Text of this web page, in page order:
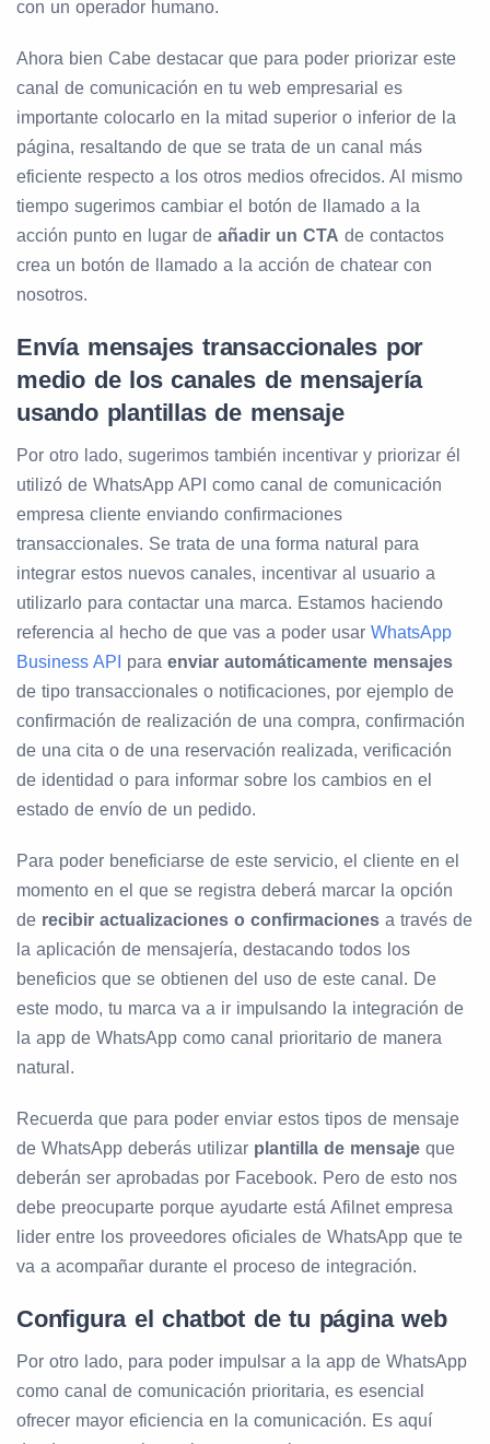
con un operador humano.
Ahora bien Cabe destacar que para poder priorizar este
canal de comunicación en tu web empresarial es
importante colocarlo en la mitad superior o inferior de la
página, resaltando de que se trata de un canal más
eficiente respecto a los otros medios ofrecidos. Al mismo
tiempo sugerimos cambiar el botón de llamado a la
acción punto en lugar de añadir un CTA de contactos
crea un botón de llamado a la acción de chatear con
nosotros.
Envía mensajes transaccionales por
medio de los canales de mensajería
usando plantillas de mensaje
Por otro lado, sugerimos también incentivar y priorizar él
utilizó de WhatsApp API como canal de comunicación
empresa cliente enviando confirmaciones
transaccionales. Se trata de una forma natural para
integrar estos nuevos canales, incentivar al usuario a
utilizarlo para contactar una marca. Estamos haciendo
referencia al hecho de que vas a poder usar WhatsApp
Business API
para enviar automáticamente mensajes
de tipo transaccionales o notificaciones, por ejemplo de
confirmación de realización de una compra, confirmación
de una cita o de una reservación realizada, verificación
de identidad o para informar sobre los cambios en el
estado de envío de un pedido.
Para poder beneficiarse de este servicio, el cliente en el
momento en el que se registra deberá marcar la opción
de recibir actualizaciones o confirmaciones a través de
la aplicación de mensajería, destacando todos los
beneficios que se obtienen del uso de este canal. De
este modo, tu marca va a ir impulsando la integración de
la app de WhatsApp como canal prioritario de manera
natural.
Recuerda que para poder enviar estos tipos de mensaje
de WhatsApp deberás utilizar plantilla de mensaje que
deberán ser aprobadas por Facebook. Pero de esto nos
debe preocuparte porque ayudarte está Afilnet empresa
lider entre los proveedores oficiales de WhatsApp que te
va a acompañar durante el proceso de integración.
Configura el chatbot de tu página web
Por otro lado, para poder impulsar a la app de WhatsApp
como canal de comunicación prioritaria, es esencial
ofrecer mayor eficiencia en la comunicación. Es aquí